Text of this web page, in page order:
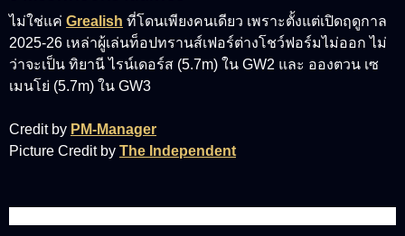
ไม่ใช่แค่ Grealish ที่โดนเพียงคนเดียว เพราะตั้งแต่เปิดฤดูกาล
2025-26 เหล่าผู้เล่นท็อปทรานส์เฟอร์ต่างโชว์ฟอร์มไม่ออก ไม่
ว่าจะเป็น ทิยานี ไรน์เดอร์ส (5.7m) ใน GW2 และ อองตวน เซ
เมนโย่ (5.7m) ใน GW3
Credit by PM-Manager
Picture Credit by The Independent